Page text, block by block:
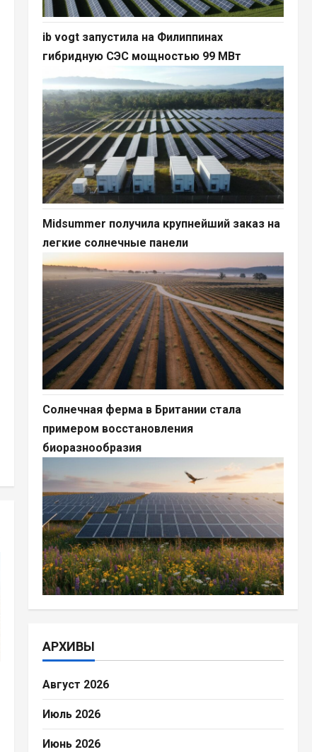
ib vogt запустила на Филиппинах
гибридную СЭС мощностью 99 МВт
Midsummer получила крупнейший заказ на
легкие солнечные панели
Солнечная ферма в Британии стала
примером восстановления
биоразнообразия
АРХИВЫ
Август 2026
Июль 2026
Июнь 2026